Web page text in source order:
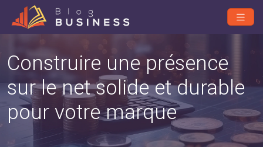
Construire une présence
sur le net solide et durable
pour votre marque